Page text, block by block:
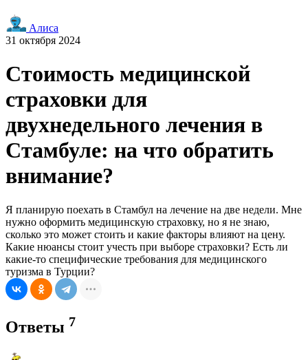
Алиса
31 октября 2024
Стоимость медицинской
страховки для
двухнедельного лечения в
Стамбуле: на что обратить
внимание?
Я планирую поехать в Стамбул на лечение на две недели. Мне
нужно оформить медицинскую страховку, но я не знаю,
сколько это может стоить и какие факторы влияют на цену.
Какие нюансы стоит учесть при выборе страховки? Есть ли
какие-то специфические требования для медицинского
туризма в Турции?
Ответы 7